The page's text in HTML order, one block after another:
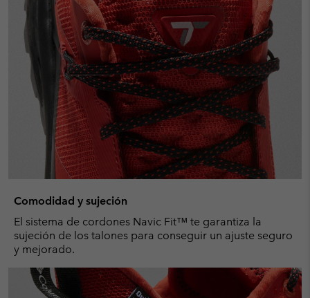
Comodidad y sujeción
El sistema de cordones Navic Fit™ te garantiza la
sujeción de los talones para conseguir un ajuste seguro
y mejorado.